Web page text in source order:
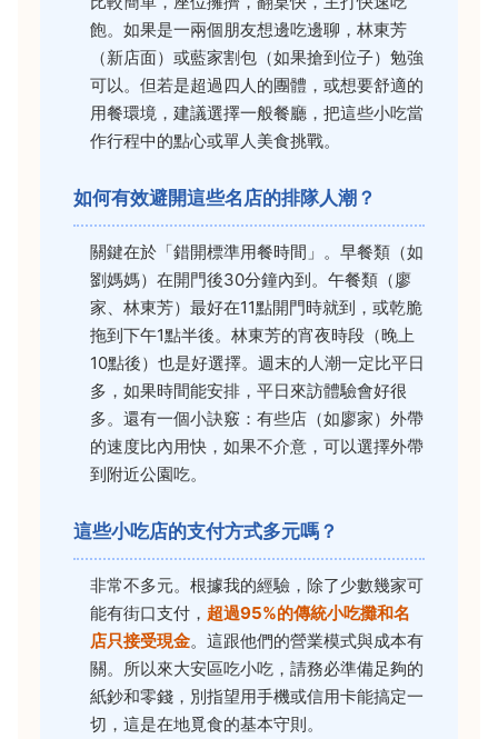
飽。如果是一兩個朋友想邊吃邊聊，林東芳
（新店面）或藍家割包（如果搶到位子）勉強
可以。但若是超過四人的團體，或想要舒適的
用餐環境，建議選擇一般餐廳，把這些小吃當
作行程中的點心或單人美食挑戰。
如何有效避開這些名店的排隊人潮？
關鍵在於「錯開標準用餐時間」。早餐類（如
劉媽媽）在開門後30分鐘內到。午餐類（廖
家、林東芳）最好在11點開門時就到，或乾脆
拖到下午1點半後。林東芳的宵夜時段（晚上
10點後）也是好選擇。週末的人潮一定比平日
多，如果時間能安排，平日來訪體驗會好很
多。還有一個小訣竅：有些店（如廖家）外帶
的速度比內用快，如果不介意，可以選擇外帶
到附近公園吃。
這些小吃店的支付方式多元嗎？
非常不多元。根據我的經驗，除了少數幾家可
能有街口支付， 超過95%的傳統小吃攤和名
店只接受現金。這跟他們的營業模式與成本有
關。所以來大安區吃小吃，請務必準備足夠的
紙鈔和零錢，別指望用手機或信用卡能搞定一
切，這是在地覓食的基本守則。